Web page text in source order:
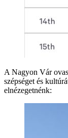
A Nagyon Vár
szépséget és
elnézegetnénk: